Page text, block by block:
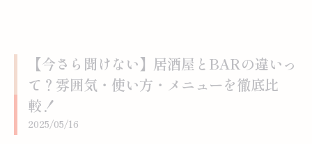
【今さら聞けない】居酒屋とBARの違いっ
て？雰囲気・使い方・メニューを徹底比
較！
2025/05/16